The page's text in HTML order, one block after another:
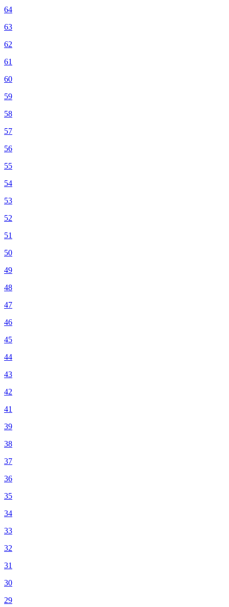
64
63
62
61
60
59
58
57
56
55
54
53
52
51
50
49
48
47
46
45
44
43
42
41
39
38
37
36
35
34
33
32
31
30
29